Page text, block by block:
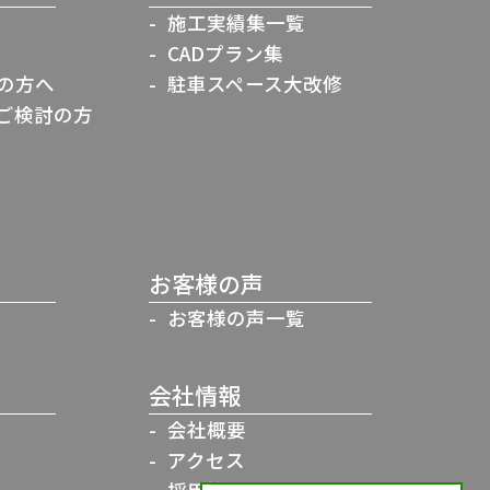
方へ
検討の方
施工実績集一覧
CADプラン集
駐車スペース大改修
お客様の声
お客様の声一覧
会社情報
会社概要
アクセス